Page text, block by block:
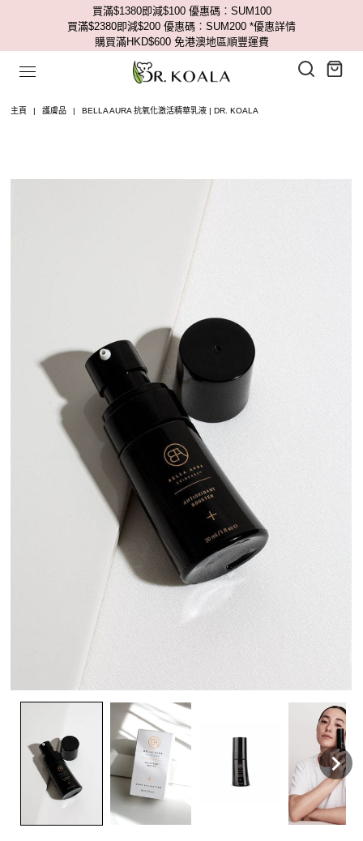
買滿$1380即減$100 優惠碼︰SUM100
買滿$2380即減$200 優惠碼︰SUM200 *優惠詳情
購買滿HKD$600 免港澳地區順豐運費
主頁 | 護膚品 | BELLA AURA 抗氧化激活精華乳液 | DR. KOALA